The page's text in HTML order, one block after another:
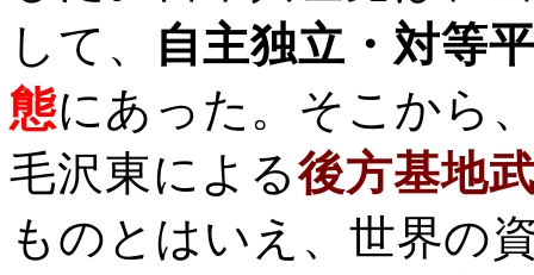
して、
自主独立・対等
態にあった。そこから
毛沢東による後方基地
ものとはいえ、世界の